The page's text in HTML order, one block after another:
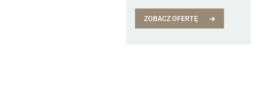
ZOBACZ OFERTĘ